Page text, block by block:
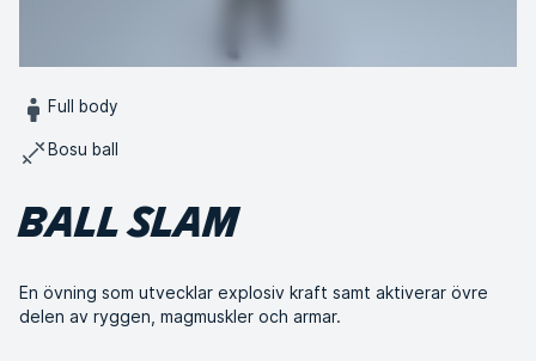
Full body
Bosu ball
BALL SLAM
En övning som utvecklar explosiv kraft samt aktiverar övre
delen av ryggen, magmuskler och armar.